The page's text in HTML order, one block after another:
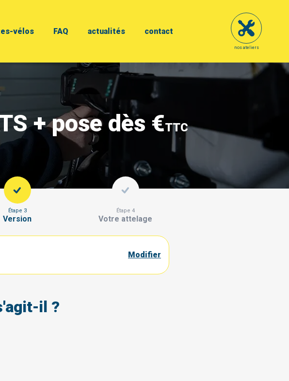
vélos FAQ actualités contact
nos ateliers
+ pose dès €TTC
Étape 3
Version
Étape 4
Votre attelage
Modifier
il ?